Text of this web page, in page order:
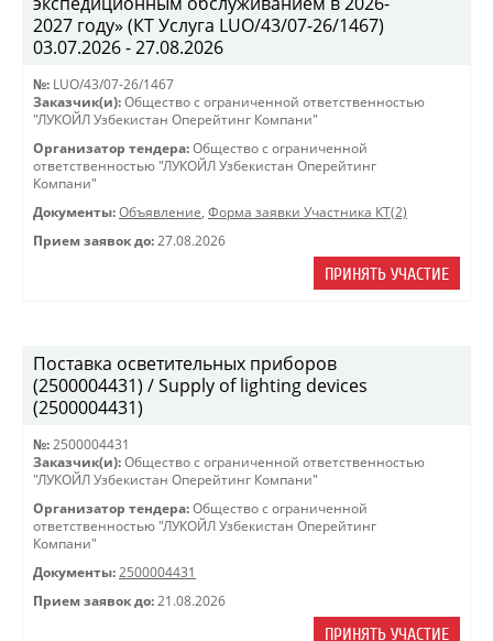
2027 году» (КТ Услуга LUO/43/07-26/1467)
03.07.2026 - 27.08.2026
№: LUO/43/07-26/1467
Заказчик(и): Общество с ограниченной ответственностью
"ЛУКОЙЛ Узбекистан Оперейтинг Компани"
Организатор тендера: Общество с ограниченной
ответственностью "ЛУКОЙЛ Узбекистан Оперейтинг
Компани"
Документы: Объявление, Форма заявки Участника КТ(2)
Прием заявок до: 27.08.2026
ПРИНЯТЬ УЧАСТИЕ
Поставка осветительных приборов
(2500004431) / Supply of lighting devices
(2500004431)
№: 2500004431
Заказчик(и): Общество с ограниченной ответственностью
"ЛУКОЙЛ Узбекистан Оперейтинг Компани"
Организатор тендера: Общество с ограниченной
ответственностью "ЛУКОЙЛ Узбекистан Оперейтинг
Компани"
Документы: 2500004431
Прием заявок до: 21.08.2026
ПРИНЯТЬ УЧАСТИЕ